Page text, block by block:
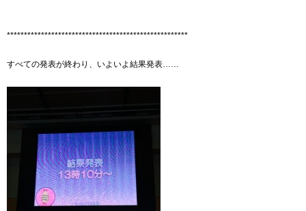
*****************************************************
すべての発表が終わり、いよいよ結果発表……